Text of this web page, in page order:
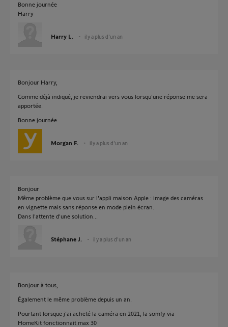
Bonne journée
Harry
Harry L. il y a plus d'un an
Bonjour Harry,
Comme déjà indiqué, je reviendrai vers vous lorsqu'une réponse me sera
apportée.
Bonne journée.
Morgan F. il y a plus d'un an
Bonjour
Même problème que vous sur l'appli maison Apple : image des caméras
en vignette mais sans réponse en mode plein écran.
Dans l'attente d'une solution...
Stéphane J. il y a plus d'un an
Bonjour à tous,
Également le même problème depuis un an.
Pourtant lorsque j’ai acheté la caméra en 2021, la somfy via
HomeKit fonctionnait max 30